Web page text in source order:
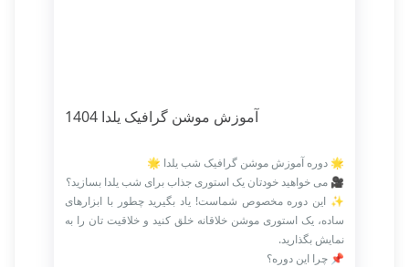
آموزش موشن گرافیک یلدا 1404
🌟 دوره آموزش موشن گرافیک شب یلدا 🌟
🎥 می خواهید خودتان یک استوری جذاب برای شب یلدا بسازید؟
✨ این دوره مخصوص شماست! یاد بگیرید چطور با ابزارهای
ساده، یک استوری موشن خلاقانه خلق کنید و خلاقیت تان را به
نمایش بگذارید.
📌 چرا این دوره؟